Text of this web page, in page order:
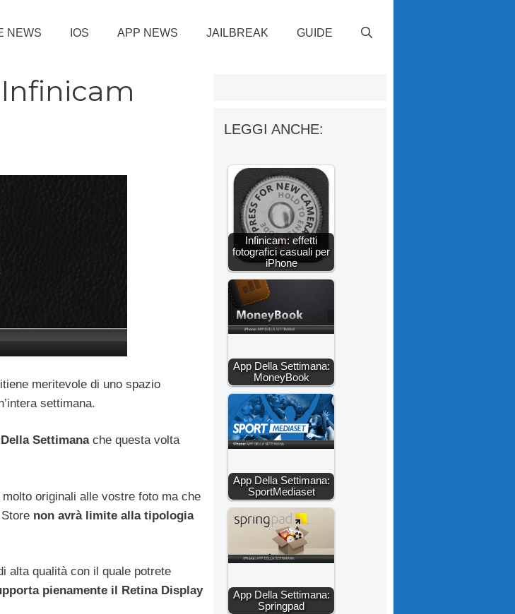
NEWS IOS APP NEWS JAILBREAK GUIDE
meritevole di uno spazio
settimana.
Settimanache questa volta
originali alle vostre foto ma che
non avrà limite alla tipologia
alta qualità con il quale potrete
pienamente il Retina Display
LEGGI ANCHE:
Infinicam: effetti
fotografici casuali per
iPhone
App Della Settimana:
MoneyBook
App Della Settimana:
SportMediaset
App Della Settimana:
Springpad